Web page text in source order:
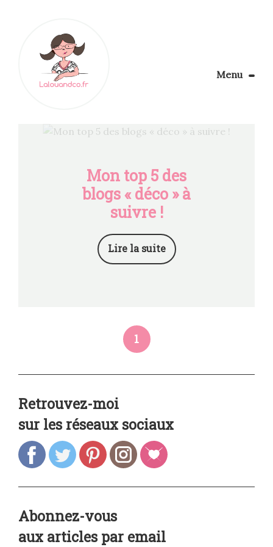
Menu
Apprendre la couture
Mon top 5 des
blogs « déco » à
suivre !
Lire la suite
1
Retrouvez-moi
sur les réseaux sociaux
Abonnez-vous
aux articles par email